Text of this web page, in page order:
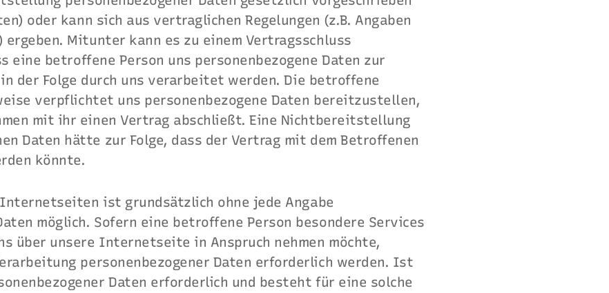
oder kann sich aus vertraglichen Regelungen (z.B. Angaben
ergeben. Mitunter kann es zu einem Vertragsschluss
eine betroffene Person uns personenbezogene Daten zur
der Folge durch uns verarbeitet werden. Die betroffene
verpflichtet uns personenbezogene Daten bereitzustellen,
mit ihr einen Vertrag abschließt. Eine Nichtbereitstellung
Daten hätte zur Folge, dass der Vertrag mit dem Betroffenen
könnte.
ist grundsätzlich ohne jede Angabe
möglich. Sofern eine betroffene Person besondere Services
über unsere Internetseite in Anspruch nehmen möchte,
personenbezogener Daten erforderlich werden. Ist
Daten erforderlich und besteht für eine solche